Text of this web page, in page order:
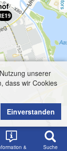
&
Suche
unserer
dass wir Cookies
Einverstanden